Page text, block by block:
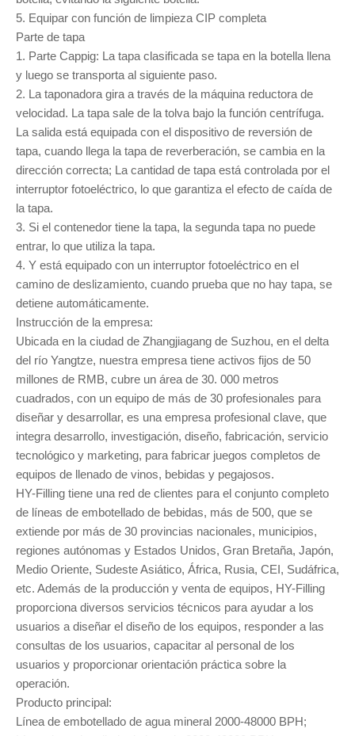
5. Equipar con función de limpieza CIP completa
Parte de tapa
1. Parte Cappig: La tapa clasificada se tapa en la botella llena
y luego se transporta al siguiente paso.
2. La taponadora gira a través de la máquina reductora de
velocidad. La tapa sale de la tolva bajo la función centrífuga.
La salida está equipada con el dispositivo de reversión de
tapa, cuando llega la tapa de reverberación, se cambia en la
dirección correcta; La cantidad de tapa está controlada por el
interruptor fotoeléctrico, lo que garantiza el efecto de caída de
la tapa.
3. Si el contenedor tiene la tapa, la segunda tapa no puede
entrar, lo que utiliza la tapa.
4. Y está equipado con un interruptor fotoeléctrico en el
camino de deslizamiento, cuando prueba que no hay tapa, se
detiene automáticamente.
Instrucción de la empresa:
Ubicada en la ciudad de Zhangjiagang de Suzhou, en el delta
del río Yangtze, nuestra empresa tiene activos fijos de 50
millones de RMB, cubre un área de 30. 000 metros
cuadrados, con un equipo de más de 30 profesionales para
diseñar y desarrollar, es una empresa profesional clave, que
integra desarrollo, investigación, diseño, fabricación, servicio
tecnológico y marketing, para fabricar juegos completos de
equipos de llenado de vinos, bebidas y pegajosos.
HY-Filling tiene una red de clientes para el conjunto completo
de líneas de embotellado de bebidas, más de 500, que se
extiende por más de 30 provincias nacionales, municipios,
regiones autónomas y Estados Unidos, Gran Bretaña, Japón,
Medio Oriente, Sudeste Asiático, África, Rusia, CEI, Sudáfrica,
etc. Además de la producción y venta de equipos, HY-Filling
proporciona diversos servicios técnicos para ayudar a los
usuarios a diseñar el diseño de los equipos, responder a las
consultas de los usuarios, capacitar al personal de los
usuarios y proporcionar orientación práctica sobre la
operación.
Producto principal:
Línea de embotellado de agua mineral 2000-48000 BPH;